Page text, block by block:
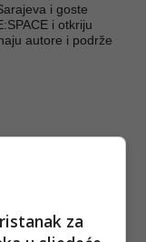
i goste
i otkriju
autore i podrže
za